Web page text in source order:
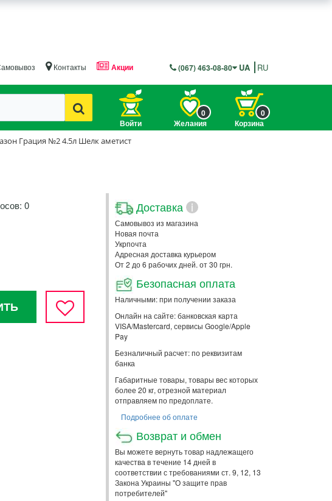
Контакты Акции (067) 463-08-80 UA RU
Войти Желания
0
Корзина
0
Грация №2 4.5л Шелк аметист
0 Доставка i
Самовывоз из магазина
Новая почта
Укрпочта
Адресная доставка курьером
От 2 до 6 рабочих дней. от 30 грн.
Безопасная оплата
Наличными: при получении заказа
Онлайн на сайте: банковская карта
VISA/Mastercard, сервисы Google/Apple
Pay
Безналичный расчет: по реквизитам
банка
Габаритные товары, товары вес которых
более 20 кг, отрезной материал
отправляем по предоплате.
Подробнее об оплате
Возврат и обмен
Вы можете вернуть товар надлежащего
качества в течение 14 дней в
соответствии с требованиями ст. 9, 12, 13
Закона Украины "О защите прав
потребителей"